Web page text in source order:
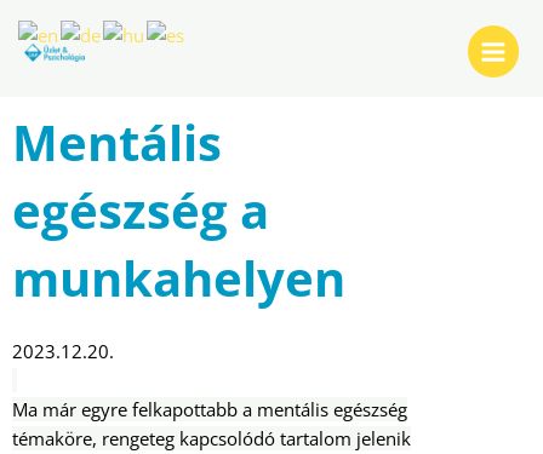
Main
Menu
Mentális
egészség a
munkahelyen
2023.12.20.
Ma már egyre felkapottabb a mentális egészség
témaköre, rengeteg kapcsolódó tartalom jelenik
navigation